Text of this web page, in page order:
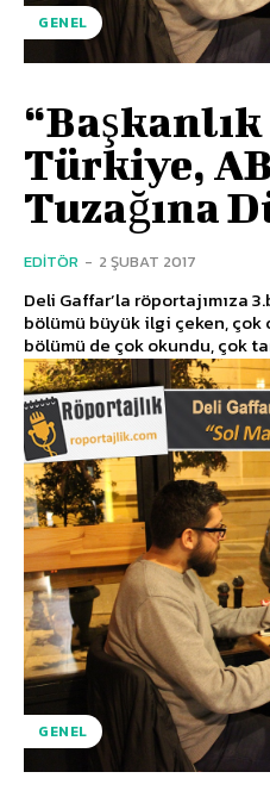
GENEL
Türkiye,
Tuzağına
EDITÖR - 2 ŞUBAT 2017
Deli Gaffar’la röportajımıza
bölümü büyük ilgi çeken,
bölümü de çok okundu, çok
GENEL